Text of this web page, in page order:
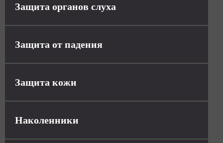
Защита органов слуха
Защита от падения
Защита кожи
Наколенники